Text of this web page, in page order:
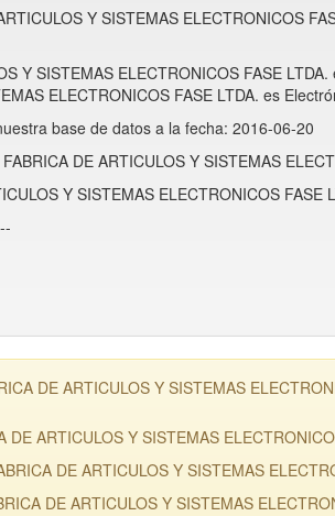
Y SISTEMAS ELECTRONICOS
Y SISTEMAS ELECTRONICOS FASE
ELECTRONICOS FASE LTDA. es
base de datos a la fecha: 2016-06-20
DE ARTICULOS Y SISTEMAS
Y SISTEMAS ELECTRONICOS FASE
DE ARTICULOS Y SISTEMAS
DE ARTICULOS Y SISTEMAS
DE ARTICULOS Y SISTEMAS
DE ARTICULOS Y SISTEMAS